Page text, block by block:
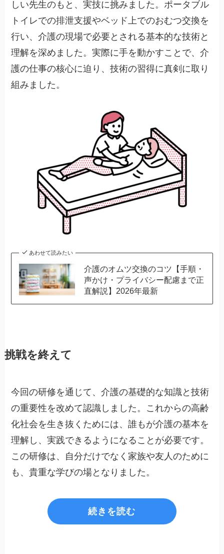
しい先生のもと、実技に挑みました。ポータブル
トイレでの排泄支援やベッド上でのおむつ交換を
行い、介護の現場で必要とされる基本的な技術と
理解を深めました。実際に手を動かすことで、介
護の仕事の核心に迫り、技術の習得に真剣に取り
組みました。
あわせて読みたい
介護のオムツ交換のコツ【手順・
声かけ・プライバシー配慮まで正
直解説】2026年最新
挑戦を終えて
今回の研修を通じて、介護の基礎的な知識と技術
の重要性を改めて認識しました。これからの高齢
化社会を生き抜くためには、誰もが介護の基本を
理解し、実践できるようになることが必要です。
この研修は、自分だけでなく家族や友人のために
も、貴重な学びの場となりました。
続きを読む